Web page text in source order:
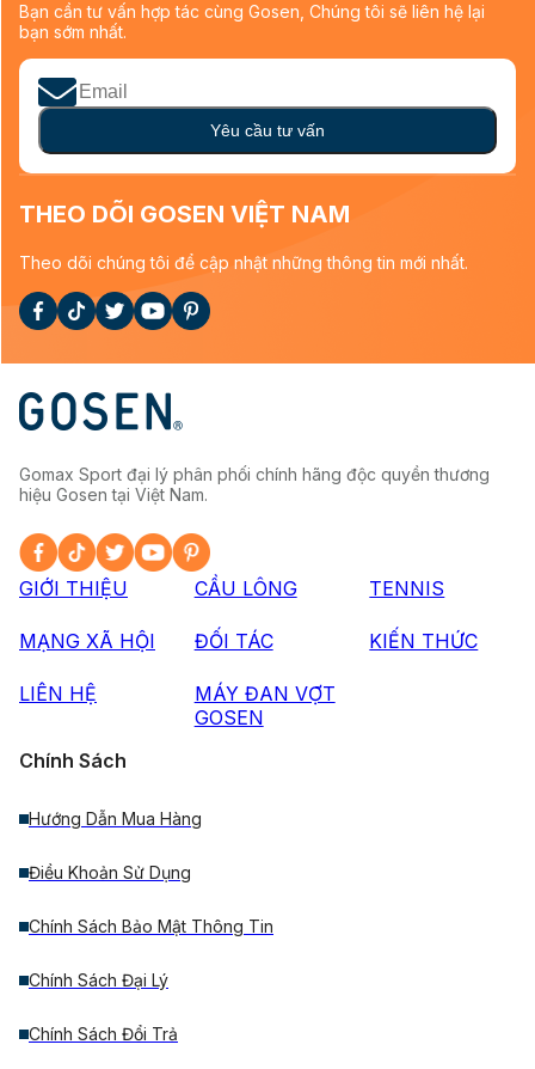
Bạn cần tư vấn hợp tác cùng Gosen, Chúng tôi sẽ liên hệ lại
bạn sớm nhất.
Yêu cầu tư vấn
THEO DÕI GOSEN VIỆT NAM
Theo dõi chúng tôi để cập nhật những thông tin mới nhất.
Gomax Sport đại lý phân phối chính hãng độc quyền thương
hiệu Gosen tại Việt Nam.
GIỚI THIỆU CẦU LÔNG TENNIS
MẠNG XÃ HỘI ĐỐI TÁC KIẾN THỨC
LIÊN HỆ
MÁY ĐAN VỢT
GOSEN
Chính Sách
Hướng Dẫn Mua Hàng
Điều Khoản Sử Dụng
Chính Sách Bảo Mật Thông Tin
Chính Sách Đại Lý
Chính Sách Đổi Trả